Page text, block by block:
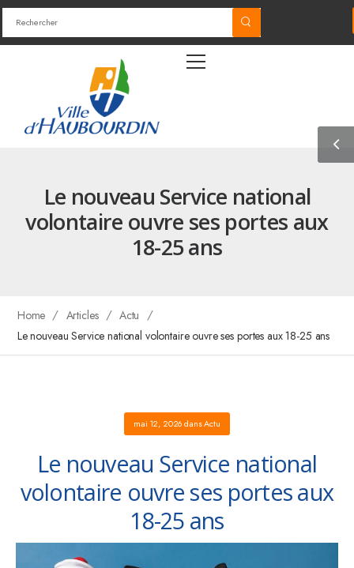
Le nouveau Service national
volontaire ouvre ses portes aux
18-25 ans
Home / Articles / Actu /
Le nouveau Service national volontaire ouvre ses portes aux 18-25 ans
mai 12, 2026dansActu
Le nouveau Service national
volontaire ouvre ses portes aux
18-25 ans